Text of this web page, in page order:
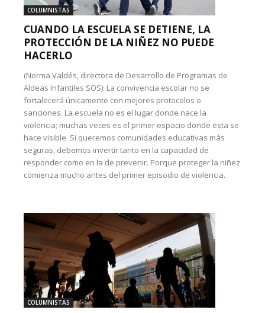
COLUMNISTAS
CUANDO LA ESCUELA SE DETIENE, LA
PROTECCIÓN DE LA NIÑEZ NO PUEDE
HACERLO
(Norma Valdés, directora de Desarrollo de Programas de
Aldeas Infantiles SOS): La convivencia escolar no se
fortalecerá únicamente con mejores protocolos o
sanciones. La escuela no es el lugar donde nace la
violencia; muchas veces es el primer espacio donde esta se
hace visible. Si queremos comunidades educativas más
seguras, debemos invertir tanto en la capacidad de
responder como en la de prevenir. Porque proteger la niñez
comienza mucho antes del primer episodio de violencia.
COLUMNISTAS